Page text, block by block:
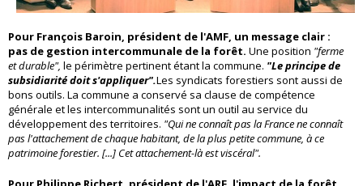
Pour François Baroin, président de l'AMF, un message clair :
pas de gestion intercommunale de la forêt. Une position "ferme
et durable", le périmètre pertinent étant la commune. "Le principe de
subsidiarité doit s'appliquer".Les syndicats forestiers sont aussi de
bons outils. La commune a conservé sa clause de compétence
générale et les intercommunalités sont un outil au service du
développement des territoires. "Qui ne connaît pas la France ne connaît
pas l'attachement de chaque habitant, de la plus petite commune, à ce
patrimoine forestier. [...] Cet attachement-là est viscéral".